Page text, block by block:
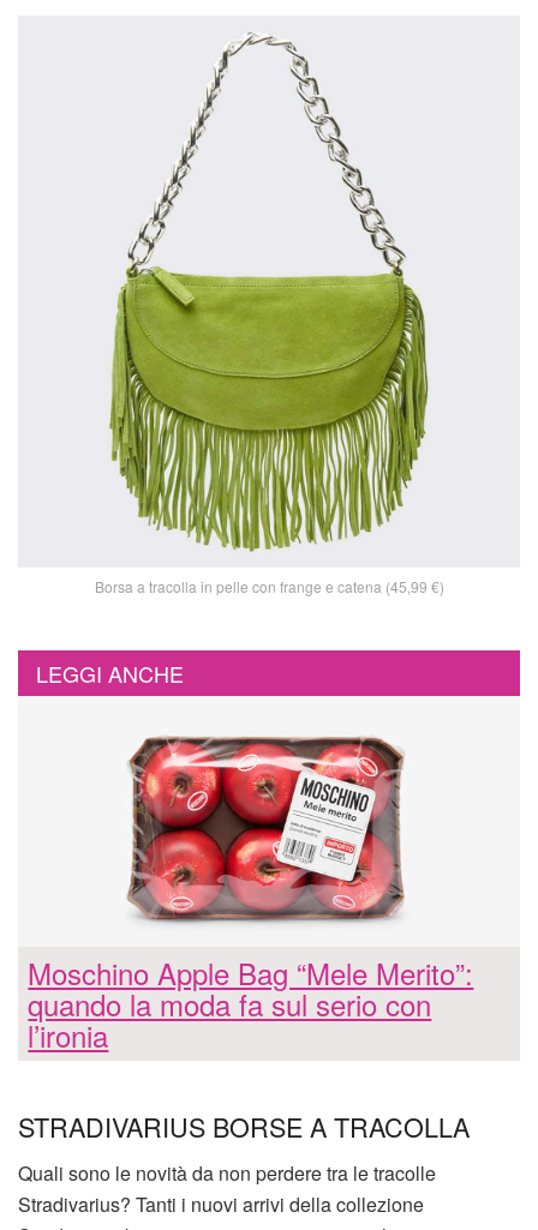
Borsa a tracolla in pelle con frange e catena (45,99 €)
LEGGI ANCHE
Moschino Apple Bag “Mele Merito”:
quando la moda fa sul serio con
l’ironia
STRADIVARIUS BORSE A TRACOLLA
Quali sono le novità da non perdere tra le tracolle
Stradivarius? Tanti i nuovi arrivi della collezione